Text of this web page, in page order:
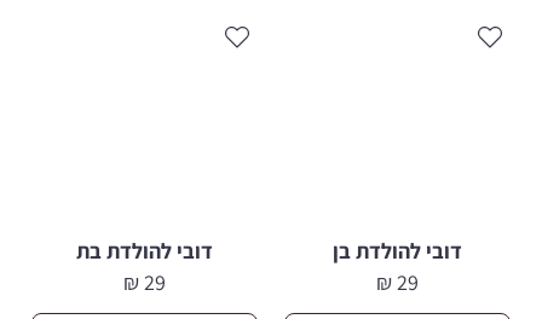
דובי להולדת בן
29
₪
דובי להולדת בת
29
₪